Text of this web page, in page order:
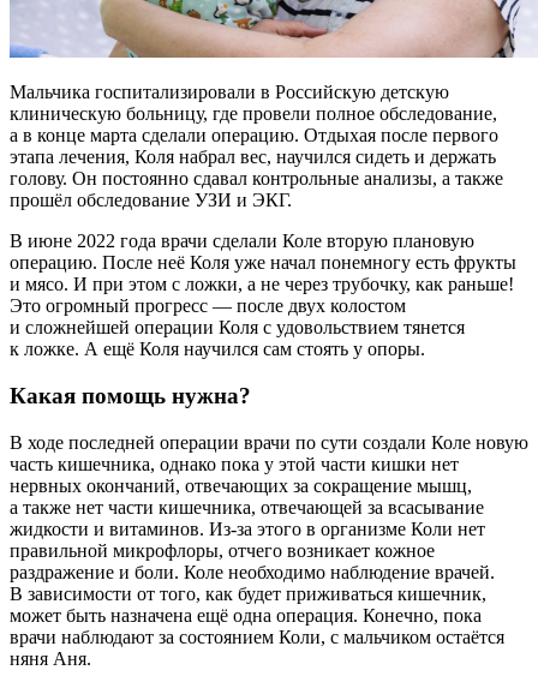
Мальчика госпитализировали в Российскую детскую
клиническую больницу, где провели полное обследование,
а в конце марта сделали операцию. Отдыхая после первого
этапа лечения, Коля набрал вес, научился сидеть и держать
голову. Он постоянно сдавал контрольные анализы, а также
прошёл обследование УЗИ и ЭКГ.
В июне 2022 года врачи сделали Коле вторую плановую
операцию. После неё Коля уже начал понемногу есть фрукты
и мясо. И при этом с ложки, а не через трубочку, как раньше!
Это огромный прогресс — после двух колостом
и сложнейшей операции Коля с удовольствием тянется
к ложке. А ещё Коля научился сам стоять у опоры.
Какая помощь нужна?
В ходе последней операции врачи по сути создали Коле новую
часть кишечника, однако пока у этой части кишки нет
нервных окончаний, отвечающих за сокращение мышц,
а также нет части кишечника, отвечающей за всасывание
жидкости и витаминов. Из-за этого в организме Коли нет
правильной микрофлоры, отчего возникает кожное
раздражение и боли. Коле необходимо наблюдение врачей.
В зависимости от того, как будет приживаться кишечник,
может быть назначена ещё одна операция. Конечно, пока
врачи наблюдают за состоянием Коли, с мальчиком остаётся
няня Аня.